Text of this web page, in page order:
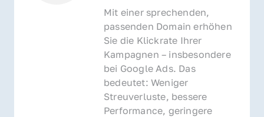
Mit einer sprechenden,
passenden Domain erhöhen
Sie die Klickrate Ihrer
Kampagnen – insbesondere
bei Google Ads. Das
bedeutet: Weniger
Streuverluste, bessere
Performance, geringere